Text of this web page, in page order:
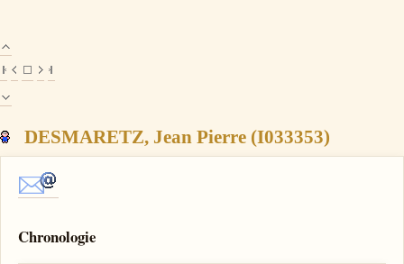
DESMARETZ, Jean Pierre (I033353)
Chronologie